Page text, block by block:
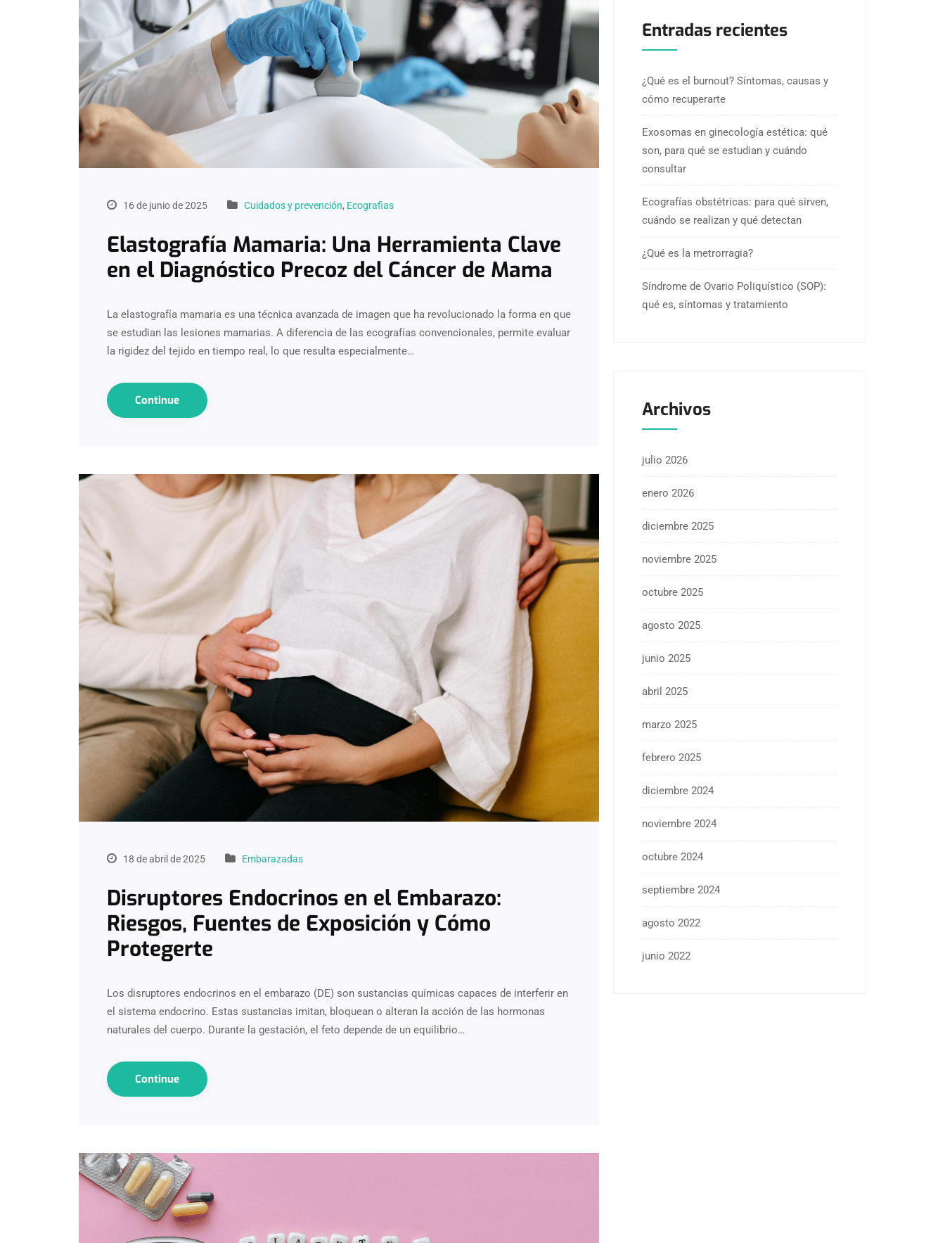
16 de junio de 2025 Cuidados y prevención, Ecografias
Elastografía Mamaria: Una Herramienta Clave
en el Diagnóstico Precoz del Cáncer de Mama
La elastografía mamaria es una técnica avanzada de imagen que ha revolucionado la forma en que
se estudian las lesiones mamarias. A diferencia de las ecografías convencionales, permite evaluar
la rigidez del tejido en tiempo real, lo que resulta especialmente…
Continue
18 de abril de 2025 Embarazadas
Disruptores Endocrinos en el Embarazo:
Riesgos, Fuentes de Exposición y Cómo
Protegerte
Los disruptores endocrinos en el embarazo (DE) son sustancias químicas capaces de interferir en
el sistema endocrino. Estas sustancias imitan, bloquean o alteran la acción de las hormonas
naturales del cuerpo. Durante la gestación, el feto depende de un equilibrio…
Continue
Entradas recientes
¿Qué es el burnout? Síntomas, causas y
cómo recuperarte
Exosomas en ginecología estética: qué
son, para qué se estudian y cuándo
consultar
Ecografías obstétricas: para qué sirven,
cuándo se realizan y qué detectan
¿Qué es la metrorragia?
Síndrome de Ovario Poliquístico (SOP):
qué es, síntomas y tratamiento
Archivos
julio 2026
enero 2026
diciembre 2025
noviembre 2025
octubre 2025
agosto 2025
junio 2025
abril 2025
marzo 2025
febrero 2025
diciembre 2024
noviembre 2024
octubre 2024
septiembre 2024
agosto 2022
junio 2022